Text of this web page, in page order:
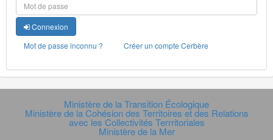
Connexion
Mot de passe inconnu ?
Créer un compte Cerbère
Ministère de la Transition Écologique
Ministère de la Cohésion des Territoires et des Relations
avec les Collectivités Terrritoriales
Ministère de la Mer